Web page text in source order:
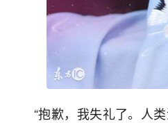
“抱歉，我失礼了。人